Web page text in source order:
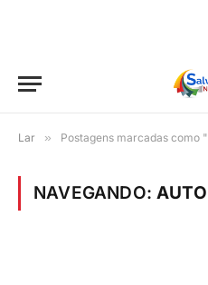
Lar » Postagens marcadas como
NAVEGANDO: